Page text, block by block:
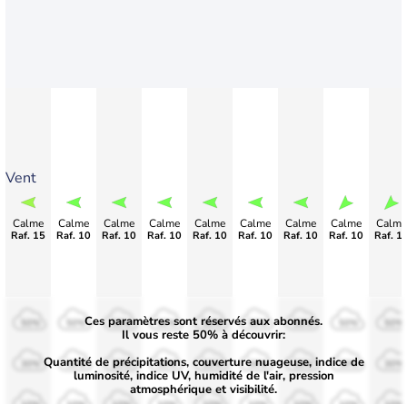
Vent
Calme
Raf. 15
Calme
Raf. 10
Calme
Raf. 10
Calme
Raf. 10
Calme
Raf. 10
Calme
Raf. 10
Calme
Raf. 10
Calme
Raf. 10
Calme
Raf.
50%
30%
50%
30%
50%
30%
50%
30%
50%
30%
50%
30%
50%
30%
Ces paramètres sont réservés aux abonnés.
Il vous reste 50% à découvrir:
Quantité de précipitations, couverture nuageuse, indice de
luminosité, indice UV, humidité de l'air, pression
atmosphérique et visibilité.